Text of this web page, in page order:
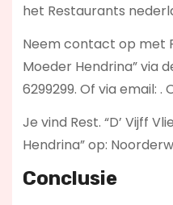
het Restaurants
Neem contact op met
Moeder Hendrina” via
6299299. Of via email: .
Je vind Rest. “D’ Vijff
Hendrina” op:
Conclusie